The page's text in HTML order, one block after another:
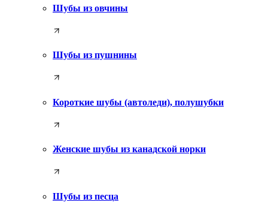
Шубы из овчины
Шубы из пушнины
Короткие шубы (автоледи), полушубки
Женские шубы из канадской норки
Шубы из песца